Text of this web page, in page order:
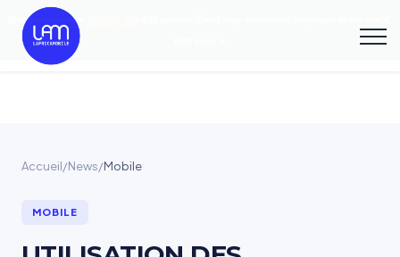
Discover our new
Accueil/News/Mobile
MOBILE